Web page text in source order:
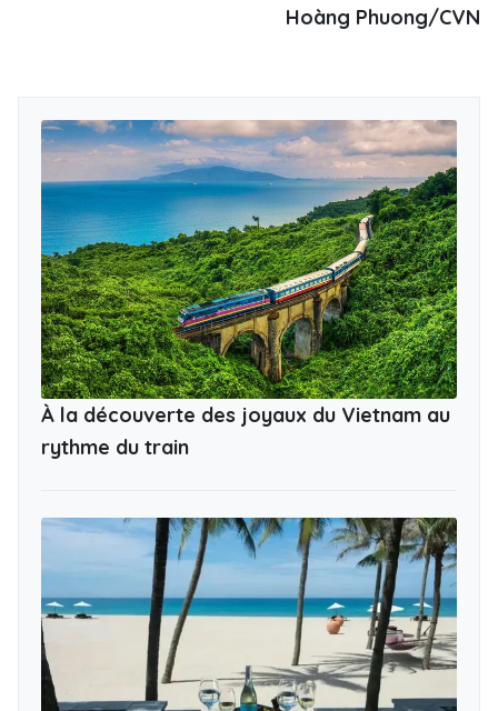
Hoàng Phuong/CVN
À la découverte des joyaux du Vietnam au
rythme du train